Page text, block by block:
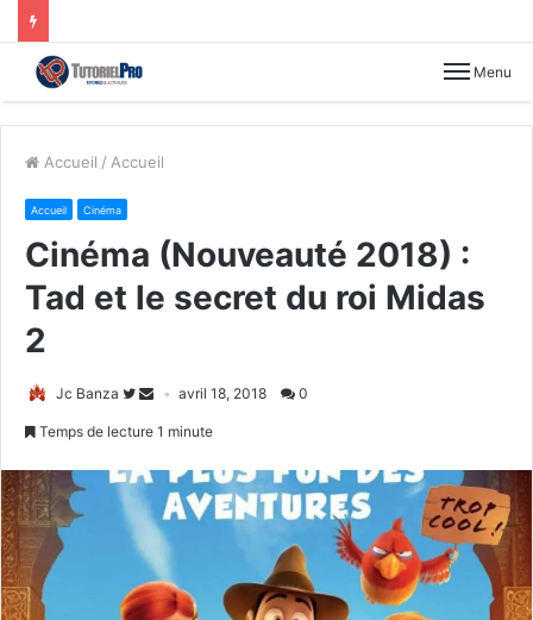
Menu
Accueil / Accueil
Accueil Cinéma
Cinéma (Nouveauté 2018) :
Tad et le secret du roi Midas
2
Jc Banza avril 18, 2018 0
Temps de lecture 1 minute